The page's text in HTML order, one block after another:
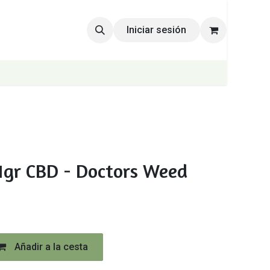
Iniciar sesión
CBD - Doctors Weed
Añadir a la cesta